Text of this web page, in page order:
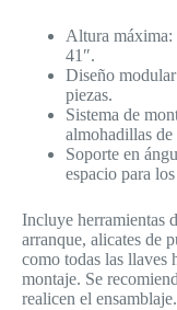
Altura
41″.
Diseño
piezas.
Sistema de
almohadillas de
Soporte en
espacio para
Incluye herramientas
arranque, alicates de
como todas las llaves
montaje. Se
realicen el ensamblaje.